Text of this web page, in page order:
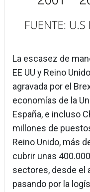
La escasez de
EE UU y Reino
agravada por el
economías de la
España, e incluso
millones de
Reino Unido, más
cubrir unas
sectores, desde el
pasando por la